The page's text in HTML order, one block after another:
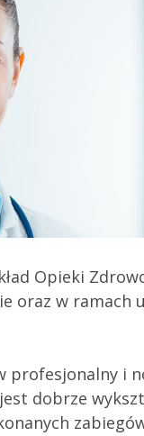
Opieki
oraz w ramach
profesjonalny i
dobrze